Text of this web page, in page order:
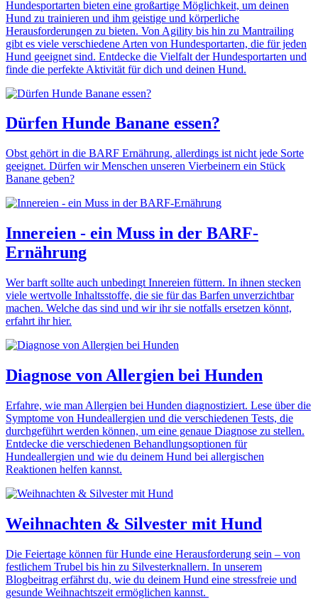
Hundesportarten bieten eine großartige Möglichkeit, um deinen
Hund zu trainieren und ihm geistige und körperliche
Herausforderungen zu bieten. Von Agility bis hin zu Mantrailing
gibt es viele verschiedene Arten von Hundesportarten, die für jeden
Hund geeignet sind. Entdecke die Vielfalt der Hundesportarten und
finde die perfekte Aktivität für dich und deinen Hund.
Dürfen Hunde Banane essen?
Obst gehört in die BARF Ernährung, allerdings ist nicht jede Sorte
geeignet. Dürfen wir Menschen unseren Vierbeinern ein Stück
Banane geben?
Innereien - ein Muss in der BARF-
Ernährung
Wer barft sollte auch unbedingt Innereien füttern. In ihnen stecken
viele wertvolle Inhaltsstoffe, die sie für das Barfen unverzichtbar
machen. Welche das sind und wir ihr sie notfalls ersetzen könnt,
erfahrt ihr hier.
Diagnose von Allergien bei Hunden
Erfahre, wie man Allergien bei Hunden diagnostiziert. Lese über die
Symptome von Hundeallergien und die verschiedenen Tests, die
durchgeführt werden können, um eine genaue Diagnose zu stellen.
Entdecke die verschiedenen Behandlungsoptionen für
Hundeallergien und wie du deinem Hund bei allergischen
Reaktionen helfen kannst.
Weihnachten & Silvester mit Hund
Die Feiertage können für Hunde eine Herausforderung sein – von
festlichem Trubel bis hin zu Silvesterknallern. In unserem
Blogbeitrag erfährst du, wie du deinem Hund eine stressfreie und
gesunde Weihnachtszeit ermöglichen kannst.